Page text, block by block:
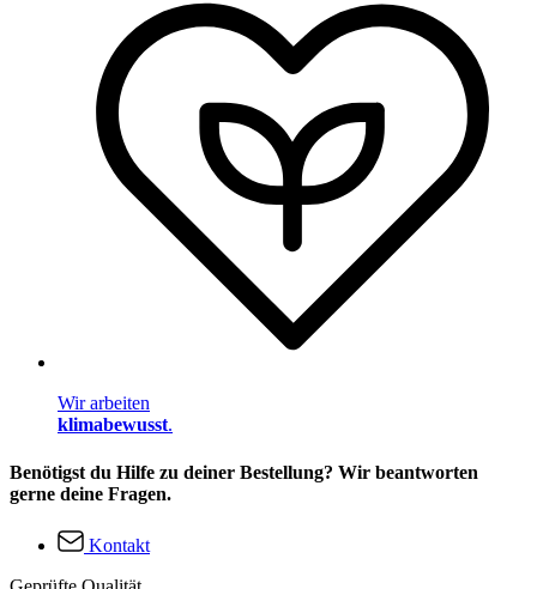
Wir arbeiten
klimabewusst.
Benötigst du Hilfe zu deiner Bestellung? Wir beantworten
gerne deine Fragen.
Kontakt